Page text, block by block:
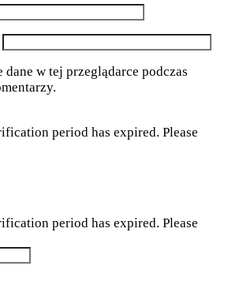
dane w tej przeglądarce podczas
period has expired. Please
period has expired. Please